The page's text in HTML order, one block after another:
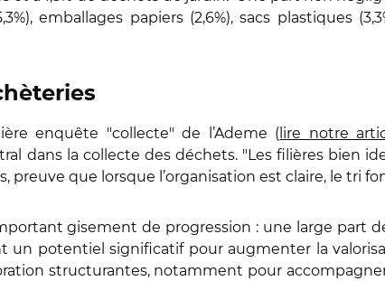
emballages papiers (2,6%), sacs plastiques
enquête "collecte" de l’Ademe ( lire notre
dans la collecte des déchets. "Les filières bien
preuve que lorsque l’organisation est claire, le tri
gisement de progression : une large part
un potentiel significatif pour augmenter la
structurantes, notamment pour